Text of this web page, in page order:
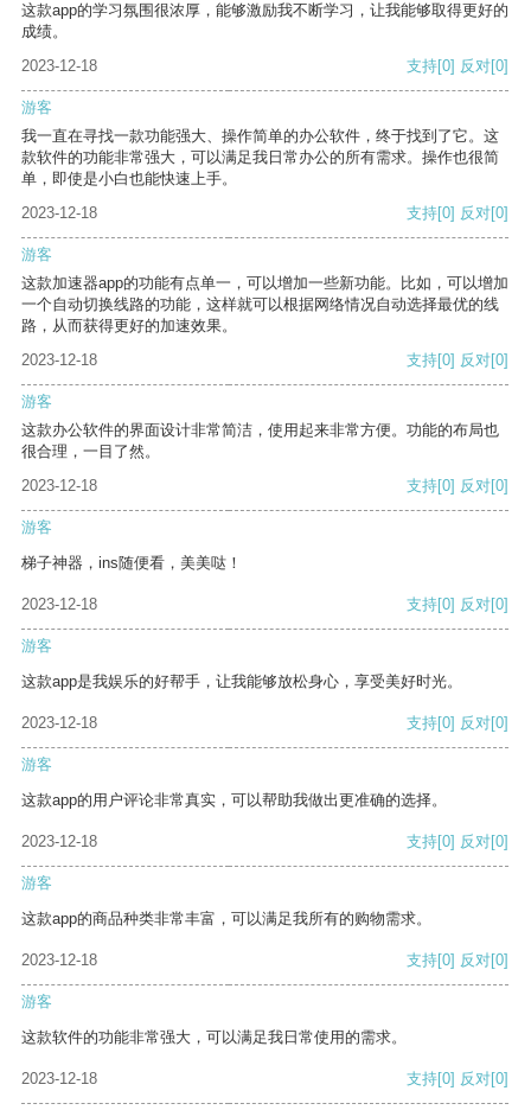
这款app的学习氛围很浓厚，能够激励我不断学习，让我能够取得更好的
成绩。
2023-12-18
支持[0] 反对[0]
游客
我一直在寻找一款功能强大、操作简单的办公软件，终于找到了它。这
款软件的功能非常强大，可以满足我日常办公的所有需求。操作也很简
单，即使是小白也能快速上手。
2023-12-18
支持[0] 反对[0]
游客
这款加速器app的功能有点单一，可以增加一些新功能。比如，可以增加
一个自动切换线路的功能，这样就可以根据网络情况自动选择最优的线
路，从而获得更好的加速效果。
2023-12-18
支持[0] 反对[0]
游客
这款办公软件的界面设计非常简洁，使用起来非常方便。功能的布局也
很合理，一目了然。
2023-12-18
支持[0] 反对[0]
游客
梯子神器，ins随便看，美美哒！
2023-12-18 支持[0] 反对[0]
游客
这款app是我娱乐的好帮手，让我能够放松身心，享受美好时光。
2023-12-18 支持[0] 反对[0]
游客
这款app的用户评论非常真实，可以帮助我做出更准确的选择。
2023-12-18 支持[0] 反对[0]
游客
这款app的商品种类非常丰富，可以满足我所有的购物需求。
2023-12-18 支持[0] 反对[0]
游客
这款软件的功能非常强大，可以满足我日常使用的需求。
2023-12-18 支持[0] 反对[0]